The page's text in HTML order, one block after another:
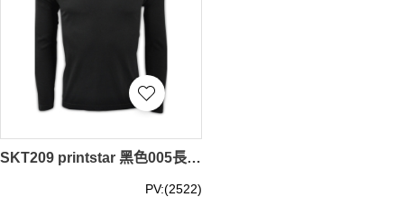
SKT209 printstar 黑色005長袖男裝T恤 00101-LVC 度身訂製純色彈力T恤 修身透氣T恤 T恤供應商 T恤價格
PV:(2522)